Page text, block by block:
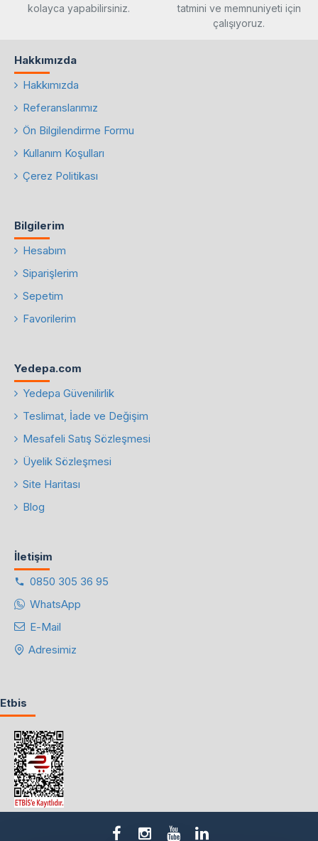
kolayca yapabilirsiniz.
tatmini ve memnuniyeti için
çalışıyoruz.
Hakkımızda
Hakkımızda
Referanslarımız
Ön Bilgilendirme Formu
Kullanım Koşulları
Çerez Politikası
Bilgilerim
Hesabım
Siparişlerim
Sepetim
Favorilerim
Yedepa.com
Yedepa Güvenilirlik
Teslimat, İade ve Değişim
Mesafeli Satış Sözleşmesi
Üyelik Sözleşmesi
Site Haritası
Blog
İletişim
0850 305 36 95
WhatsApp
E-Mail
Adresimiz
Etbis